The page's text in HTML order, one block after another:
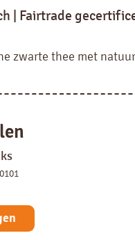
| Fairtrade
zwarte thee met